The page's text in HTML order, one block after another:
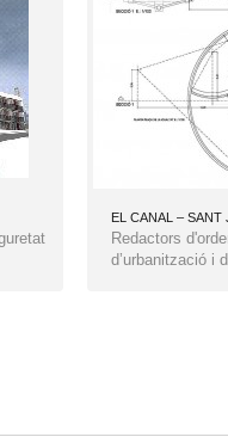
EL CANAL – SANT
Redactors
d’urbanització i